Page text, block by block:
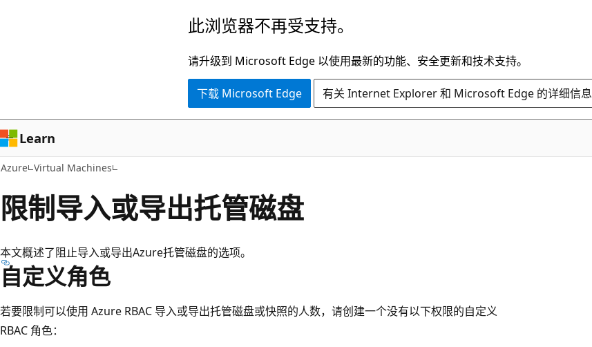
容
此浏览器不再受支持。
请升级到 Microsoft Edge 以使用最新的功能、安全更新和技术支持。
下载 Microsoft Edge 有关 Internet Explorer 和 Microsoft Edge 的详细信息
Learn
Azure Virtual Machines
限制导入或导出托管磁盘
本文概述了阻止导入或导出Azure托管磁盘的选项。
自定义角色
若要限制可以使用 Azure RBAC 导入或导出托管磁盘或快照的人数，请创建一个没有以下权限的自定义
RBAC 角色：